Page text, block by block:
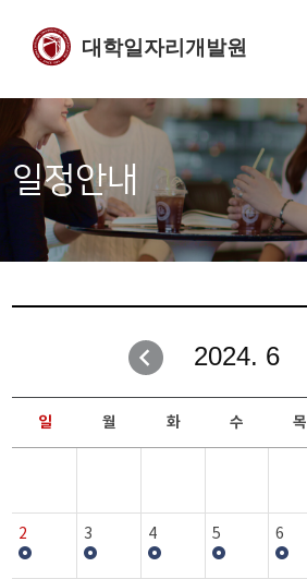
대학일자리개발원
일정안내
2024. 6
일 월 화 수 목
2 3 4 5 6